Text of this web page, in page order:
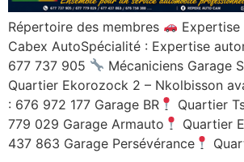
Répertoire des membres
Cabex AutoSpécialité : Expertise
677 737 905
Mécaniciens Garage
Quartier Ekorozock 2 – Nkolbisson
: 676 972 177 Garage BR
Quartier
779 029 Garage Armauto
Quartier
437 863 Garage Persévérance